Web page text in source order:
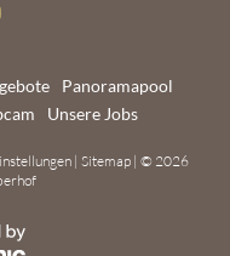
Panoramapool
Unsere Jobs
| Sitemap | © 2026